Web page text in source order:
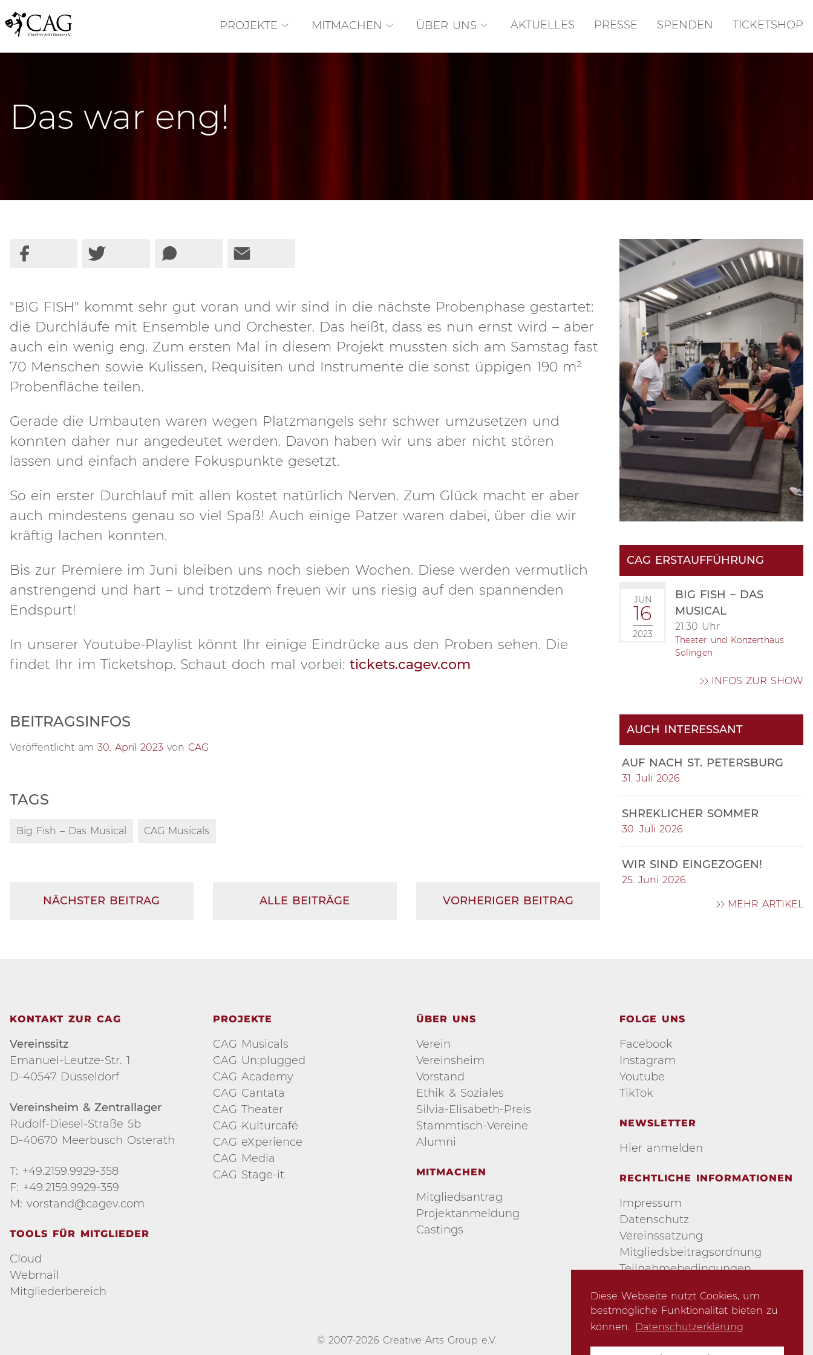
Diese Webseite nutzt Cookies, um
bestmögliche Funktionalität bieten zu
können. Datenschutzerklärung
PROJEKTE MITMACHEN ÜBER UNS AKTUELLES PRESSE SPENDEN TICKETSHOP
Das war eng!
"BIG FISH" kommt sehr gut voran und wir sind in die nächste Probenphase gestartet:
die Durchläufe mit Ensemble und Orchester. Das heißt, dass es nun ernst wird – aber
auch ein wenig eng. Zum ersten Mal in diesem Projekt mussten sich am Samstag fast
70 Menschen sowie Kulissen, Requisiten und Instrumente die sonst üppigen 190 m²
Probenfläche teilen.
Gerade die Umbauten waren wegen Platzmangels sehr schwer umzusetzen und
konnten daher nur angedeutet werden. Davon haben wir uns aber nicht stören
lassen und einfach andere Fokuspunkte gesetzt.
So ein erster Durchlauf mit allen kostet natürlich Nerven. Zum Glück macht er aber
auch mindestens genau so viel Spaß! Auch einige Patzer waren dabei, über die wir
kräftig lachen konnten.
Bis zur Premiere im Juni bleiben uns noch sieben Wochen. Diese werden vermutlich
anstrengend und hart – und trotzdem freuen wir uns riesig auf den spannenden
Endspurt!
In unserer Youtube-Playlist könnt Ihr einige Eindrücke aus den Proben sehen. Die
findet Ihr im Ticketshop. Schaut doch mal vorbei: tickets.cagev.com
BEITRAGSINFOS
Veröffentlicht am 30. April 2023 von CAG
TAGS
Big Fish – Das Musical CAG Musicals
NÄCHSTER BEITRAG ALLE BEITRÄGE VORHERIGER BEITRAG
CAG ERSTAUFFÜHRUNG
JUN
16
2023
BIG FISH – DAS
MUSICAL
21:30 Uhr
Theater und Konzerthaus
Solingen
INFOS ZUR SHOW
AUCH INTERESSANT
AUF NACH ST. PETERSBURG
31. Juli 2026
SHREKLICHER SOMMER
30. Juli 2026
WIR SIND EINGEZOGEN!
25. Juni 2026
MEHR ARTIKEL
KONTAKT ZUR CAG
Vereinssitz
Emanuel-Leutze-Str. 1
D-40547 Düsseldorf
Vereinsheim & Zentrallager
Rudolf-Diesel-Straße 5b
D-40670 Meerbusch Osterath
T: +49.2159.9929-358
F: +49.2159.9929-359
M: vorstand@cagev.com
TOOLS FÜR MITGLIEDER
Cloud
Webmail
Mitgliederbereich
PROJEKTE
CAG Musicals
CAG Un:plugged
CAG Academy
CAG Cantata
CAG Theater
CAG Kulturcafé
CAG eXperience
CAG Media
CAG Stage-it
ÜBER UNS
Verein
Vereinsheim
Vorstand
Ethik & Soziales
Silvia-Elisabeth-Preis
Stammtisch-Vereine
Alumni
MITMACHEN
Mitgliedsantrag
Projektanmeldung
Castings
FOLGE UNS
Facebook
Instagram
Youtube
TikTok
NEWSLETTER
Hier anmelden
RECHTLICHE INFORMATIONEN
Impressum
Datenschutz
Vereinssatzung
Mitgliedsbeitragsordnung
Teilnahmebedingungen
AGB
© 2007-2026 Creative Arts Group e.V.